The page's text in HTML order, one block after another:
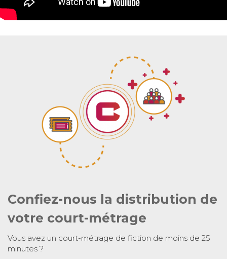
Confiez-nous la distribution de
votre court-métrage
Vous avez un court-métrage de fiction de moins de 25
minutes ?